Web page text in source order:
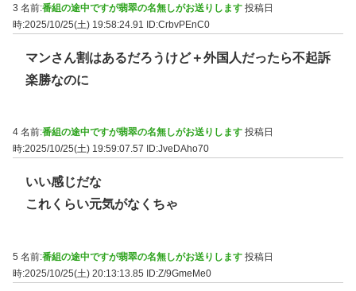
3 名前:番組の途中ですが翡翠の名無しがお送りします 投稿日
時:2025/10/25(土) 19:58:24.91 ID:CrbvPEnC0
マンさん割はあるだろうけど＋外国人だったら不起訴
楽勝なのに
4 名前:番組の途中ですが翡翠の名無しがお送りします 投稿日
時:2025/10/25(土) 19:59:07.57
ID:JveDAho70
いい感じだな
これくらい元気がなくちゃ
5 名前:番組の途中ですが翡翠の名無しがお送りします 投稿日
時:2025/10/25(土) 20:13:13.85
ID:Z/9GmeMe0